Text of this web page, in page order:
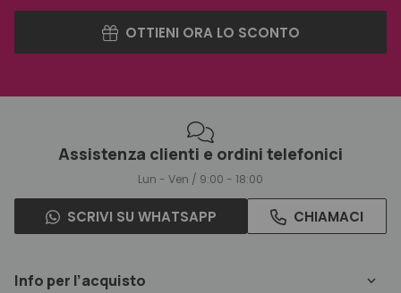
OTTIENI ORA LO SCONTO
Assistenza clienti e ordini telefonici
Lun - Ven / 9:00 - 18:00
SCRIVI SU WHATSAPP CHIAMACI
Info per l’acquisto